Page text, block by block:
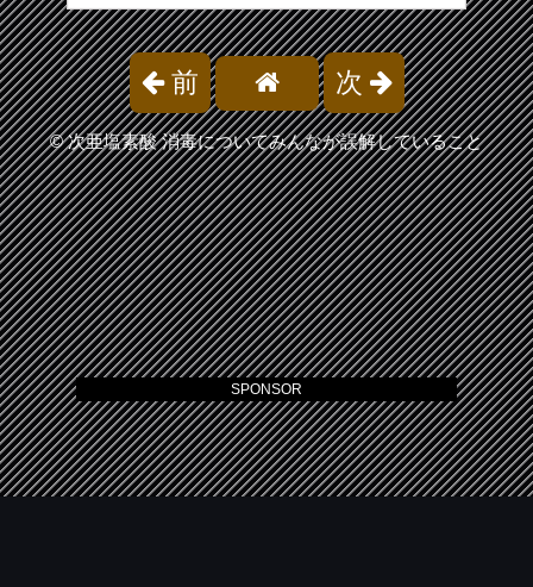
前 次
©次亜塩素酸 消毒についてみんなが誤解していること
SPONSOR